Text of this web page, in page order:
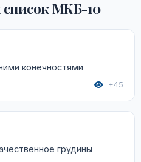
МКБ-10
конечностями
+45
грудины